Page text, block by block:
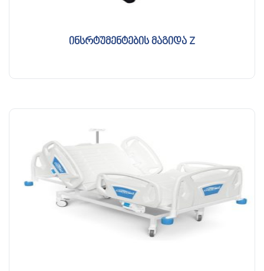
ინსრტუმენტების მაგიდა Z